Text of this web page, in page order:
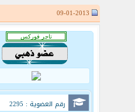
رقم العضوية : 2295